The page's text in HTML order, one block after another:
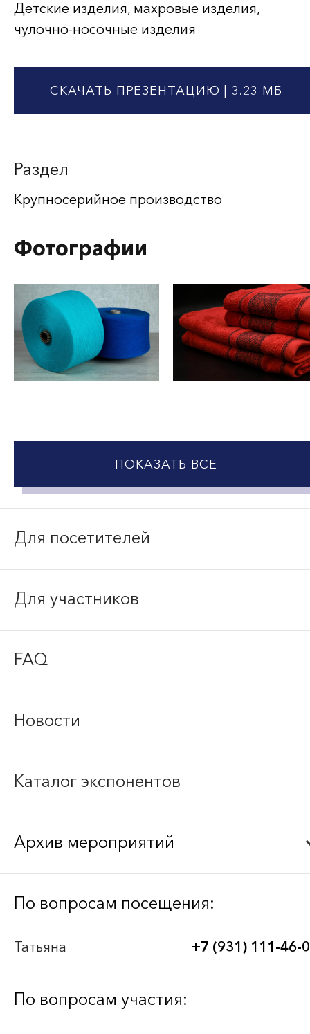
Детские изделия, махровые изделия,
чулочно-носочные изделия
СКАЧАТЬ ПРЕЗЕНТАЦИЮ | 3.23 МБ
Раздел
Крупносерийное производство
Фотографии
ПОКАЗАТЬ ВСЕ
Для посетителей
Для участников
FAQ
Новости
Каталог экспонентов
Архив мероприятий
Bee-Together 21 (2026)
BEE-TOGETHER.KG 3-я Международная
По вопросам посещения:
Татьяна +7 (931) 111-46-
По вопросам участия: